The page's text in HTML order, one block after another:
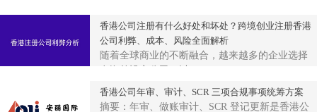
香港公司注册有什么好处和坏处？跨境创业注册香港
公司利弊、成本、风险全面解析
随着全球商业的不断融合，越来越多的企业选择
香港公司年审、审计、SCR 三项合规事项统筹方案
摘要：年审、做账审计、SCR 登记更新是香港公